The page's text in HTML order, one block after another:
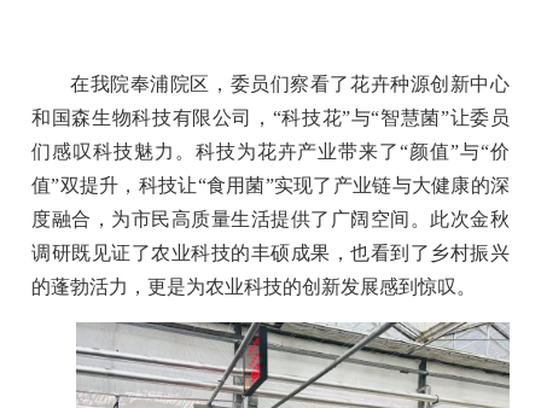
在我院奉浦院区，委员们察看了花卉种源创新中心
和国森生物科技有限公司，“科技花”与“智慧菌”让委员
们感叹科技魅力。科技为花卉产业带来了“颜值”与“价
值”双提升，科技让“食用菌”实现了产业链与大健康的深
度融合，为市民高质量生活提供了广阔空间。此次金秋
调研既见证了农业科技的丰硕成果，也看到了乡村振兴
的蓬勃活力，更是为农业科技的创新发展感到惊叹。